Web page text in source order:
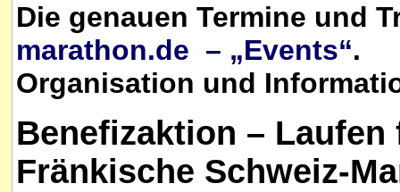
Die genauen Termine und
marathon.de – „Events“.
Organisation und
Benefizaktion –
Fränkische Schweiz-